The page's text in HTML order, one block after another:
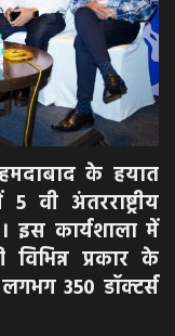
के हयात
वी अंतरराष्ट्रीय
इस कार्यशाला में
प्रकार के
350 डॉक्टर्स